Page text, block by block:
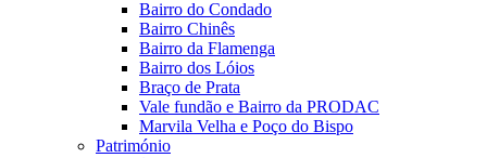
Bairro do Condado
Bairro Chinês
Bairro da Flamenga
Bairro dos Lóios
Braço de Prata
Vale fundão e Bairro da PRODAC
Marvila Velha e Poço do Bispo
Património